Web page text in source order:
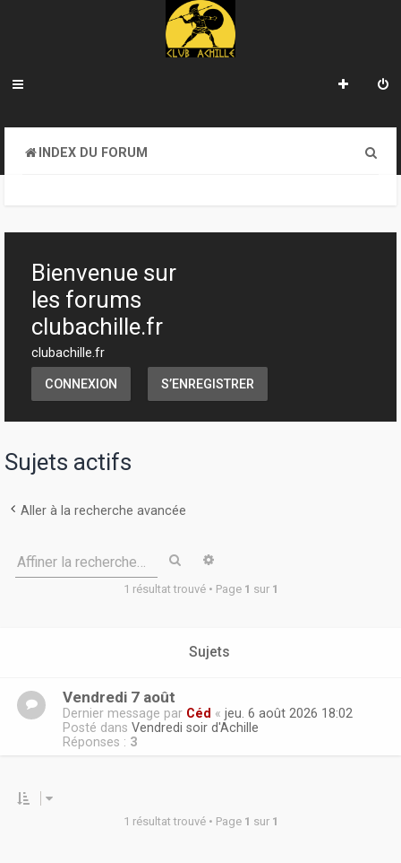
INDEX DU FORUM
h
Bienvenue sur
les forums
clubachille.fr
clubachille.fr
CONNEXION S’ENREGISTRER
Sujets actifs
Aller à la recherche avancée
Affiner la recherche… Rechercher
1 résultat trouvé • Page 1 sur 1
Sujets
Vendredi 7 août
Dernier message par Céd « jeu. 6 août 2026 18:02
Posté dans Vendredi soir d'Achille
Réponses : 3
1 résultat trouvé • Page 1 sur 1